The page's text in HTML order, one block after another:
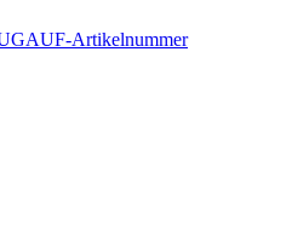
Artikelnummer